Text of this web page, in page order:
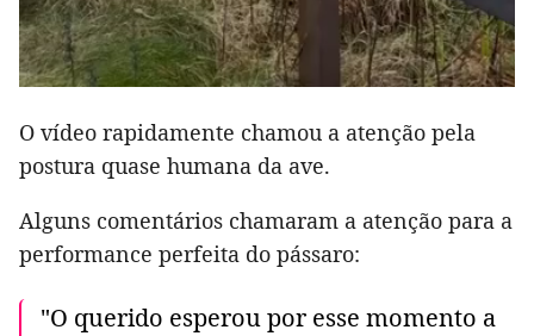
O vídeo rapidamente chamou a atenção pela
postura quase humana da ave.
Alguns comentários chamaram a atenção para a
performance perfeita do pássaro:
"O querido esperou por esse momento a